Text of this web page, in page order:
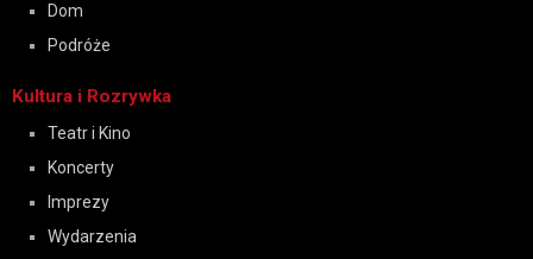
Dom
Podróże
Kultura i Rozrywka
Teatr i Kino
Koncerty
Imprezy
Wydarzenia